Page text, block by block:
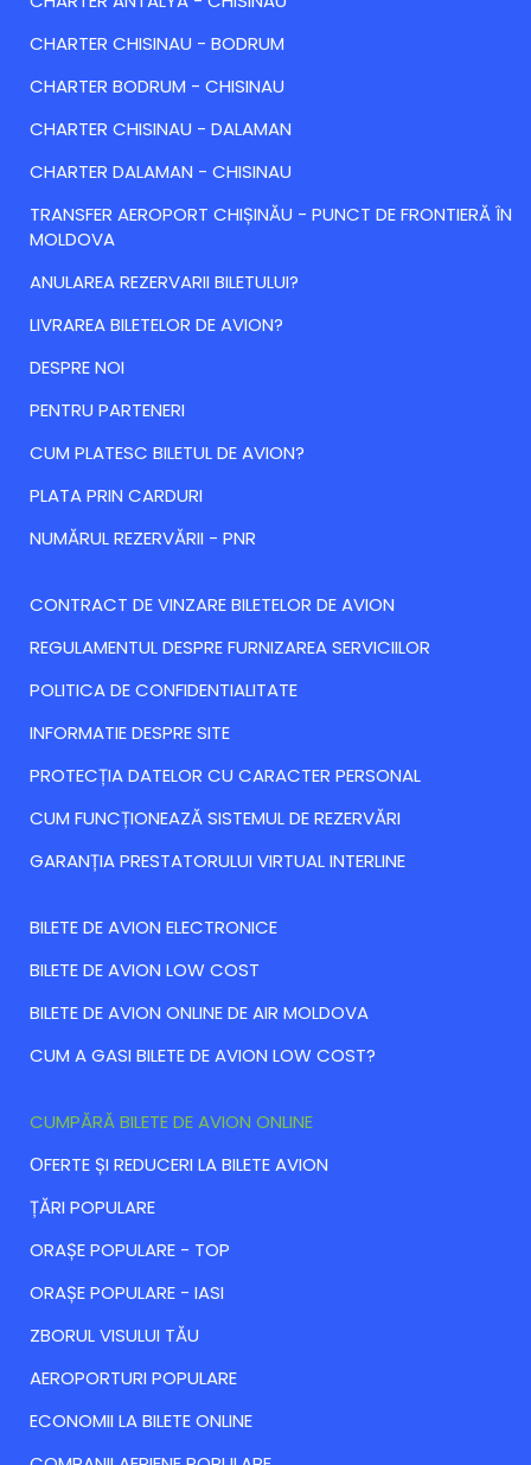
CHARTER CHISINAU - BODRUM
CHARTER BODRUM - CHISINAU
CHARTER CHISINAU - DALAMAN
CHARTER DALAMAN - CHISINAU
TRANSFER AEROPORT CHIȘINĂU - PUNCT DE FRONTIERĂ ÎN
MOLDOVA
ANULAREA REZERVARII BILETULUI?
LIVRAREA BILETELOR DE AVION?
DESPRE NOI
PENTRU PARTENERI
CUM PLATESC BILETUL DE AVION?
PLATA PRIN CARDURI
NUMĂRUL REZERVĂRII - PNR
CONTRACT DE VINZARE BILETELOR DE AVION
REGULAMENTUL DESPRE FURNIZAREA SERVICIILOR
POLITICA DE CONFIDENTIALITATE
INFORMATIE DESPRE SITE
PROTECȚIA DATELOR CU CARACTER PERSONAL
CUM FUNCȚIONEAZĂ SISTEMUL DE REZERVĂRI
GARANȚIA PRESTATORULUI VIRTUAL INTERLINE
BILETE DE AVION ELECTRONICE
BILETE DE AVION LOW COST
BILETE DE AVION ONLINE DE AIR MOLDOVA
CUM A GASI BILETE DE AVION LOW COST?
CUMPĂRĂ BILETE DE AVION ONLINE
ОFERTE ȘI REDUCERI LA BILETE AVION
ȚĂRI POPULARE
ORAȘE POPULARE - TOP
ORAȘE POPULARE - IASI
ZBORUL VISULUI TĂU
AEROPORTURI POPULARE
ECONOMII LA BILETE ONLINE